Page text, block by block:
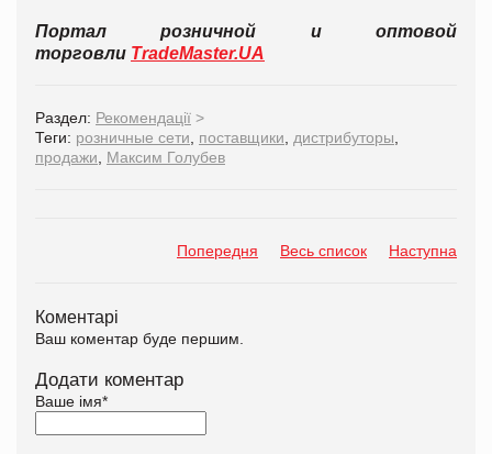
Портал розничной и оптовой
торговли TradeMaster.UA
Раздел: Рекомендації >
Теги: розничные сети поставщики дистрибуторы
продажи
Максим Голубев
Попередня Весь список Наступна
Коментарі
Ваш коментар буде першим.
Додати коментар
Ваше імя*